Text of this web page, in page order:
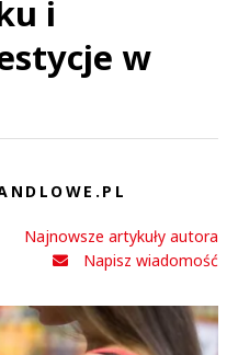
i
w
Najnowsze artykuły autora
Napisz wiadomość